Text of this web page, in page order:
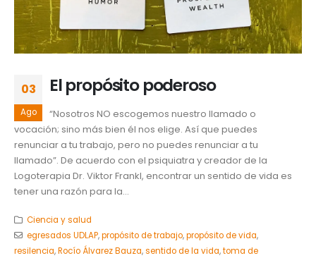
03
Ago
El propósito poderoso
“Nosotros NO escogemos nuestro llamado o
vocación; sino más bien él nos elige. Así que puedes
renunciar a tu trabajo, pero no puedes renunciar a tu
llamado”. De acuerdo con el psiquiatra y creador de la
Logoterapia Dr. Viktor Frankl, encontrar un sentido de vida es
tener una razón para la...
Ciencia y salud
egresados UDLAP,propósito de trabajo,propósito de vida,
resilencia,Rocío Álvarez Bauza,sentido de la vida,toma de